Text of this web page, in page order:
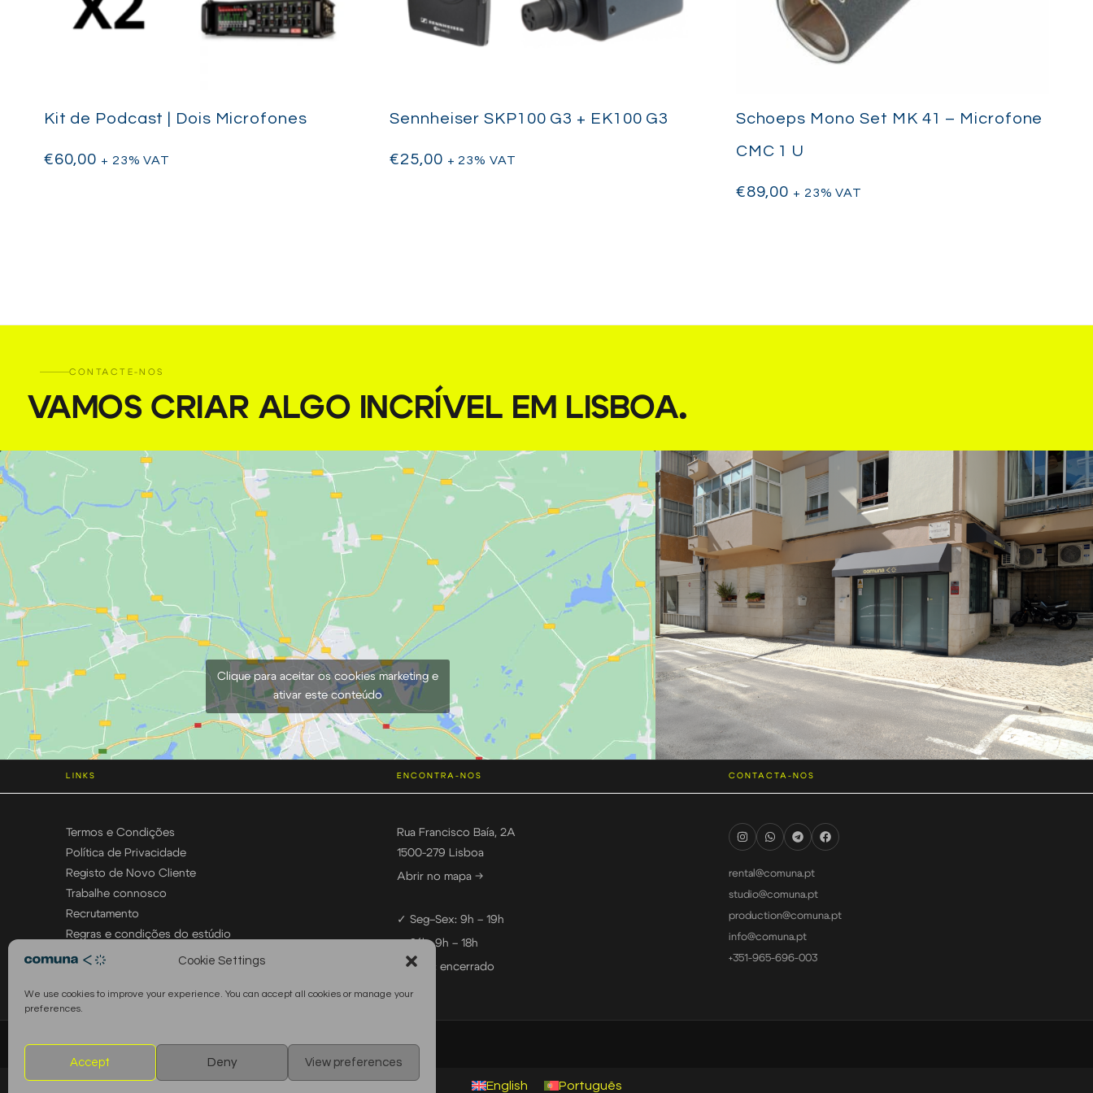
Cookie Settings
We use cookies to improve your experience. You can accept all cookies or manage your
preferences.
Accept Deny View preferences
Kit de Podcast | Dois Microfones
€60,00 + 23% VAT
Sennheiser SKP100 G3 + EK100 G3
€25,00 + 23% VAT
Schoeps Mono Set MK 41 – Microfone
CMC 1 U
€89,00 + 23% VAT
CONTACTE-NOS
VAMOS CRIAR ALGO INCRÍVEL EM LISBOA.
Clique para aceitar os cookies marketing e
ativar este conteúdo
LINKS ENCONTRA-NOS CONTACTA-NOS
Termos e Condições
Política de Privacidade
Registo de Novo Cliente
Trabalhe connosco
Recrutamento
Regras e condições do estúdio
Rua Francisco Baía, 2A
1500-279 Lisboa
Abrir no mapa →
✓ Seg–Sex: 9h – 19h
✓ Sáb: 9h – 18h
— Dom: encerrado
rental@comuna.pt
studio@comuna.pt
production@comuna.pt
info@comuna.pt
+351-965-696-003
© 2026 Comuna Rental House · Todos os direitos reservados
English Português